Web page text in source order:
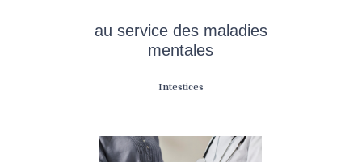
au service des maladies
mentales
Intestices